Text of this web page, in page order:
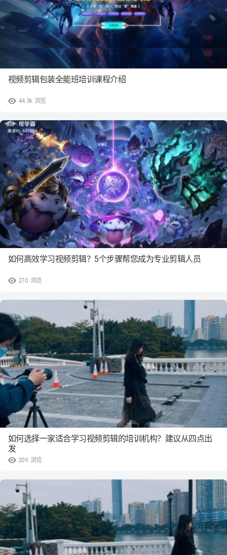
44.3k 浏览
视频剪辑包装全能班培训课程介绍
270 浏览
如何高效学习视频剪辑？5个步骤帮您成为专业剪辑人员
209 浏览
如何选择一家适合学习视频剪辑的培训机构？建议从四点出
发